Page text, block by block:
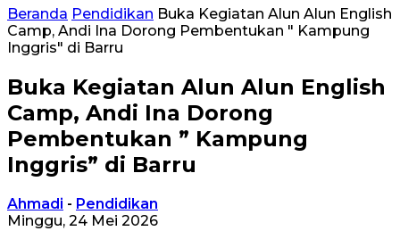
Beranda Pendidikan Buka Kegiatan Alun Alun English
Camp, Andi Ina Dorong Pembentukan " Kampung
Inggris" di Barru
Buka Kegiatan Alun Alun English
Camp, Andi Ina Dorong
Pembentukan ” Kampung
Inggris” di Barru
Ahmadi - Pendidikan
Minggu, 24 Mei 2026